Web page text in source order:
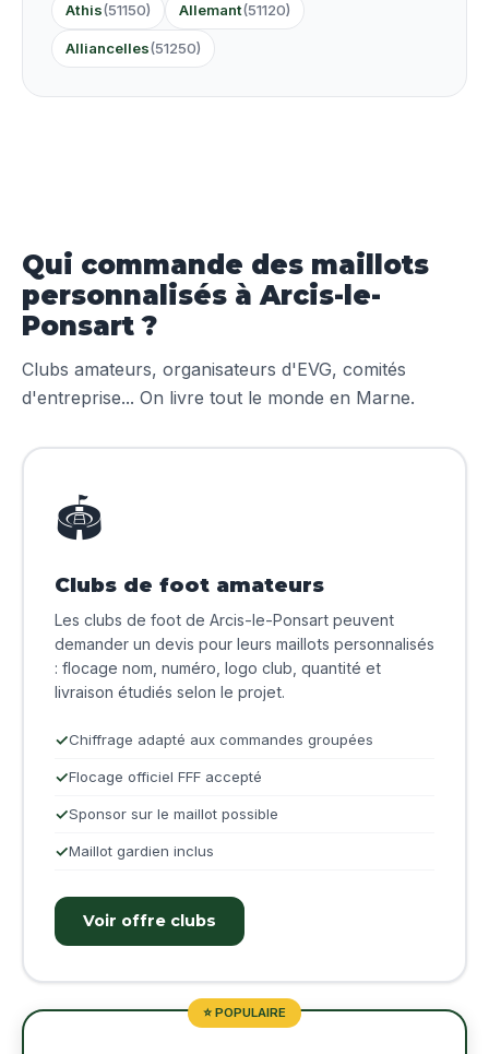
Athis(51150) Allemant(51120)
Alliancelles(51250)
Qui commande des maillots
personnalisés à Arcis-le-
Ponsart ?
Clubs amateurs, organisateurs d'EVG, comités
d'entreprise... On livre tout le monde en Marne.
🏟️
Clubs de foot amateurs
Les clubs de foot de Arcis-le-Ponsart peuvent
demander un devis pour leurs maillots personnalisés
: flocage nom, numéro, logo club, quantité et
livraison étudiés selon le projet.
Chiffrage adapté aux commandes groupées
Flocage officiel FFF accepté
Sponsor sur le maillot possible
Maillot gardien inclus
Voir offre clubs
⭐ POPULAIRE